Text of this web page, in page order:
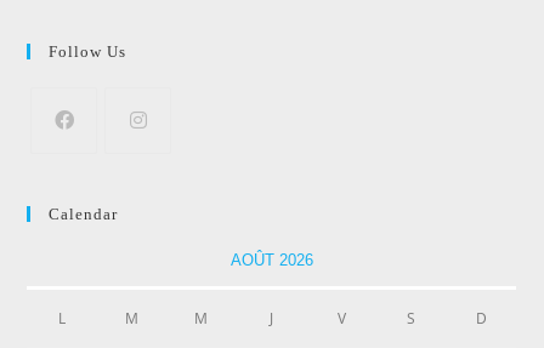
Follow Us
Calendar
AOÛT 2026
L M M J V S D